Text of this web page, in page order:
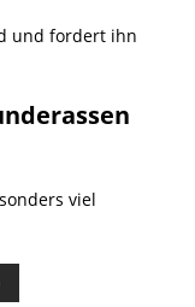
und fordert ihn
viel